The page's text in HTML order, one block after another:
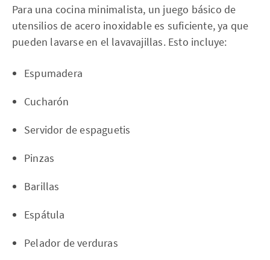
Para una cocina minimalista, un juego básico de
utensilios de acero inoxidable es suficiente, ya que
pueden lavarse en el lavavajillas. Esto incluye:
Espumadera
Cucharón
Servidor de espaguetis
Pinzas
Barillas
Espátula
Pelador de verduras